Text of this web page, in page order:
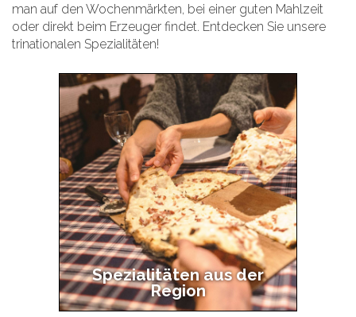
man auf den Wochenmärkten, bei einer guten Mahlzeit
oder direkt beim Erzeuger findet. Entdecken Sie unsere
trinationalen Spezialitäten!
navigation
Spezialitäten aus der
Region